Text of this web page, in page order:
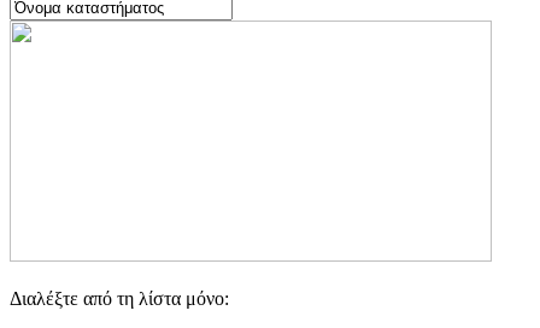
Διαλέξτε από τη λίστα μόνο: